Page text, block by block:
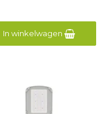
In winkelwagen